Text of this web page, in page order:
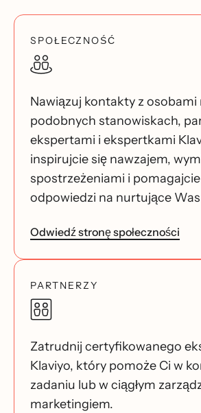
SPOŁECZNOŚĆ
Nawiązuj kontakty z osobami
podobnych stanowiskach,
ekspertami i ekspertkami
inspirujcie się nawzajem,
spostrzeżeniami i
odpowiedzi na nurtujące
Odwiedź stronę społeczności
PARTNERZY
Zatrudnij certyfikowanego
Klaviyo, który pomoże Ci w
zadaniu lub w ciągłym
marketingiem.